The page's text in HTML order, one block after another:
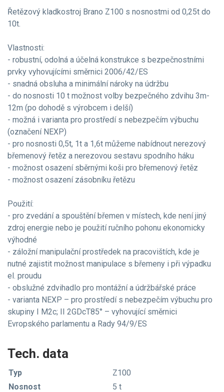
Řetězový kladkostroj Brano Z100 s nosnostmi od 0,25t do
10t.
Vlastnosti:
- robustní, odolná a účelná konstrukce s bezpečnostními
prvky vyhovujícími směrnici 2006/42/ES
- snadná obsluha a minimální nároky na údržbu
- do nosnosti 10 t možnost volby bezpečného zdvihu 3m-
12m (po dohodě s výrobcem i delší)
- možná i varianta pro prostředí s nebezpečím výbuchu
(označení NEXP)
- pro nosnosti 0,5t, 1t a 1,6t můžeme nabídnout nerezový
břemenový řetěz a nerezovou sestavu spodního háku
- možnost osazení sběrnými koši pro břemenový řetěz
- možnost osazení zásobníku řetězu
Použití:
- pro zvedání a spouštění břemen v místech, kde není jiný
zdroj energie nebo je použití ručního pohonu ekonomicky
výhodné
- záložní manipulační prostředek na pracovištích, kde je
nutné zajistit možnost manipulace s břemeny i při výpadku
el. proudu
- obslužné zdvihadlo pro montážní a údržbářské práce
- varianta NEXP – pro prostředí s nebezpečím výbuchu pro
skupiny I M2c; II 2GDcT85° – vyhovující směrnici
Evropského parlamentu a Rady 94/9/ES
Tech. data
Typ
Z100
Nosnost
5 t